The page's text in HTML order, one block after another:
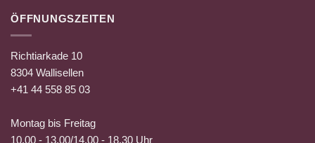
ÖFFNUNGSZEITEN
Richtiarkade 10
8304 Wallisellen
+41 44 558 85 03
Montag bis Freitag
10.00 - 13.00/14.00 - 18.30 Uhr